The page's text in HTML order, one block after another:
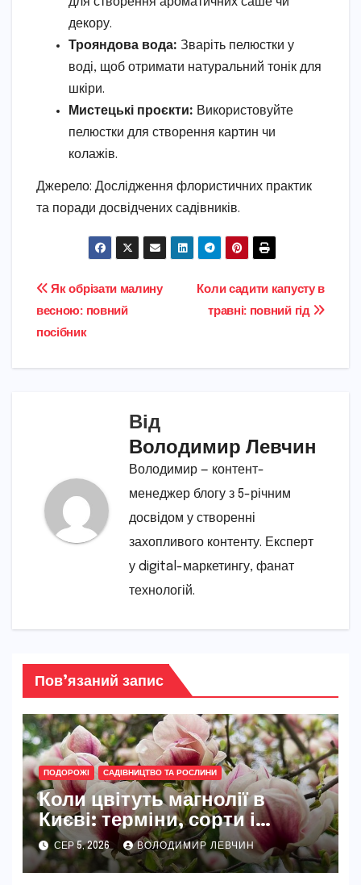
декору.
Трояндова вода: Зваріть пелюстки у
воді, щоб отримати натуральний тонік для
шкіри.
Мистецькі проєкти: Використовуйте
пелюстки для створення картин чи
колажів.
Джерело: Дослідження флористичних практик
та поради досвідчених садівників.
Навігація
записів
Коли садити капусту в
травні: повний гід
Як обрізати малину
весною: повний
посібник
Від
Володимир Левчин
Володимир — контент-
менеджер блогу з 5-річним
досвідом у створенні
захопливого контенту. Експерт
у digital-маркетингу, фанат
технологій.
Пов’язаний запис
ПОДОРОЖІ САДІВНИЦТВО ТА РОСЛИНИ
Коли цвітуть магнолії в
Києві: терміни, сорти і
найкращі місця
СЕР 5, 2026 ВОЛОДИМИР ЛЕВЧИН